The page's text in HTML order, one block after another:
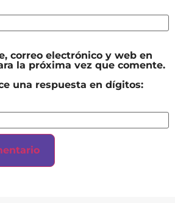
correo electrónico y web en
la próxima vez que comente.
una respuesta en dígitos: